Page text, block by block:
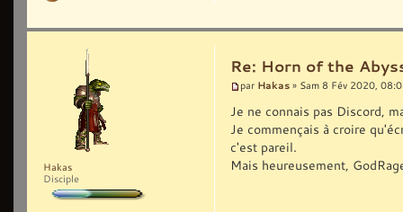
Re: Horn of the
par Hakas » Sam 8 Fév 2020,
Je ne connais pas Discord,
Je commençais à croire
c'est pareil.
Mais heureusement,
Hakas
Disciple